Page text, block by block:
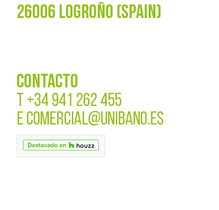
26006 LOGROÑO (SPAIN)
CONTACTO
T +34 941 262 455
E COMERCIAL@UNIBANO.ES